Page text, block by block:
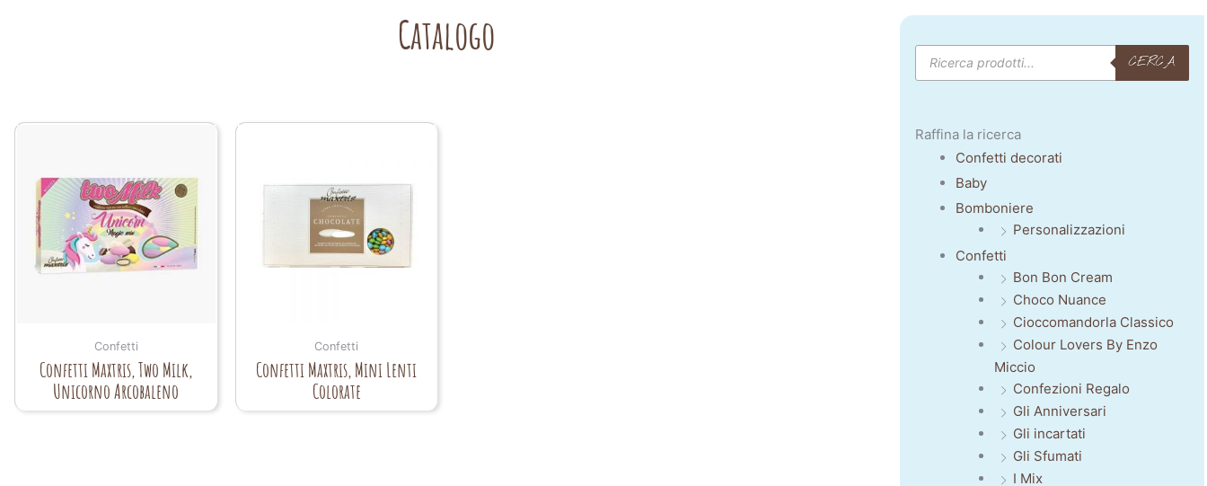
Catalogo
Confetti
Confetti Maxtris, Two Milk,
Unicorno Arcobaleno
Confetti
Confetti Maxtris, Mini Lenti
Colorate
Products
search CERCA
Raffina la ricerca
Confetti decorati
Baby
Bomboniere
Personalizzazioni
Confetti
Bon Bon Cream
Choco Nuance
Cioccomandorla Classico
Colour Lovers By Enzo
Miccio
Confezioni Regalo
Gli Anniversari
Gli incartati
Gli Sfumati
I Mix